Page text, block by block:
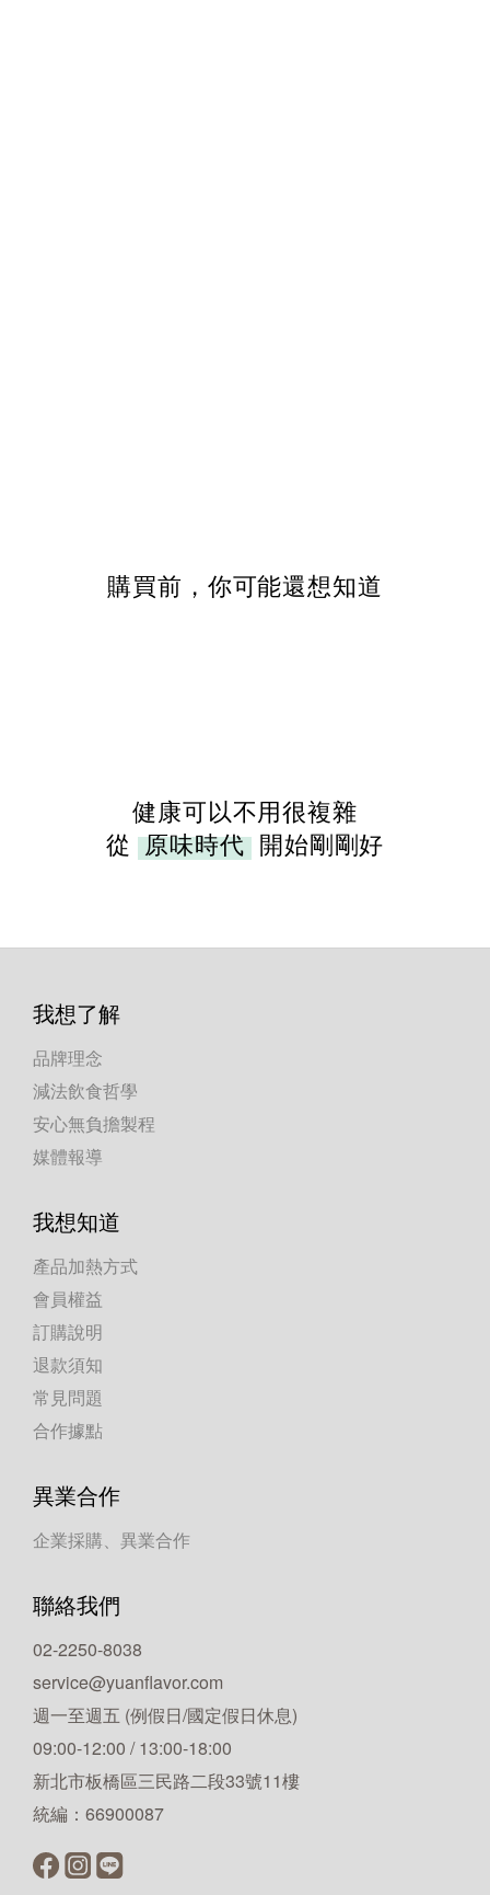
購買前，你可能還想知道
健康可以不用很複雜
從原味時代 開始剛剛好
我想了解
品牌理念
減法飲食哲學
安心無負擔製程
媒體報導
我想知道
產品加熱方式
會員權益
訂購說明
退款須知
常見問題
合作據點
異業合作
企業採購、異業合作
聯絡我們
02-2250-8038
service@yuanflavor.com
週一至週五 (例假日/國定假日休息)
09:00-12:00 / 13:00-18:00
新北市板橋區三民路二段33號11樓
統編：66900087